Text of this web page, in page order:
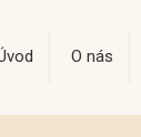
O nás